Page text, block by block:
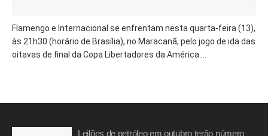
Flamengo e Internacional se enfrentam nesta quarta-feira (13),
às 21h30 (horário de Brasília), no Maracanã, pelo jogo de ida das
oitavas de final da Copa Libertadores da América....
Leilões de petróleo em outubro terão número